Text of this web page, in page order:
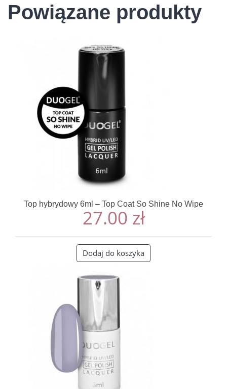
Powiązane produkty
Top hybrydowy 6ml – Top Coat So Shine No Wipe
27.00 zł
Dodaj do koszyka